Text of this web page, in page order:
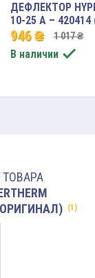
ДЕФЛЕКТОР
10-25 A –
946 ₴ 1 017 ₴
В наличии 
(ОРИГИНАЛ) (1)